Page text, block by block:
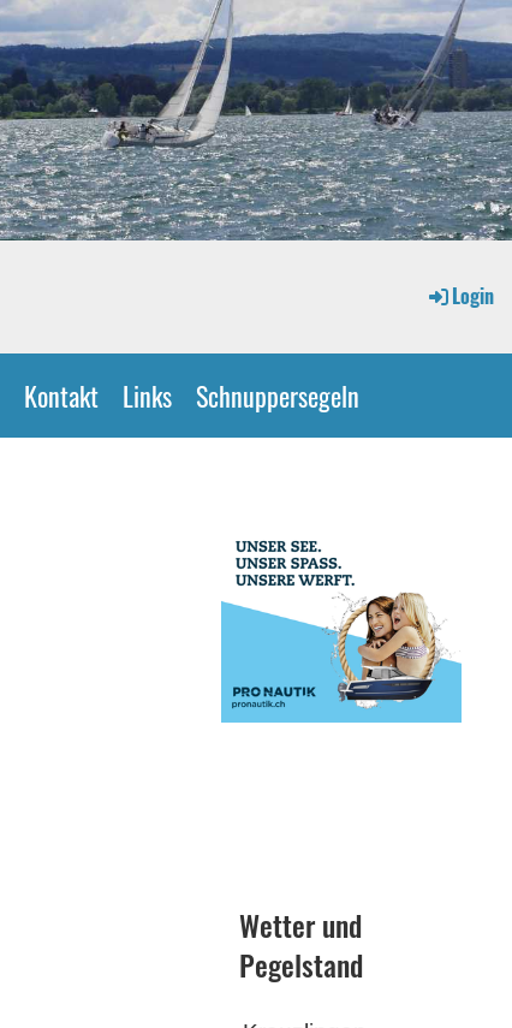
Login
Kontakt Links Schnuppersegeln
Wetter und
Pegelstand